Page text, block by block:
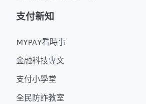
支付新知
MYPAY看時事
金融科技專文
支付小學堂
全民防詐教室